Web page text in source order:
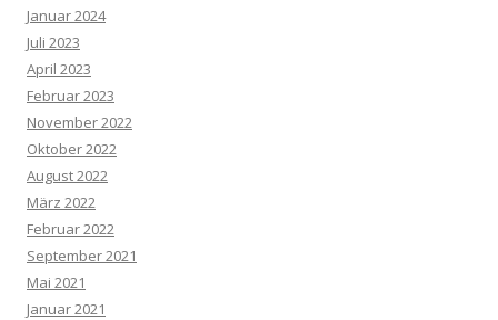
Januar 2024
Juli 2023
April 2023
Februar 2023
November 2022
Oktober 2022
August 2022
März 2022
Februar 2022
September 2021
Mai 2021
Januar 2021